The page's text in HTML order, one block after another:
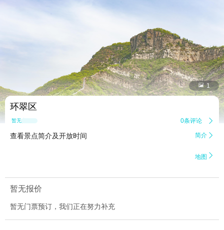
 1
环翠区
暂无点评 0条评论 
查看景点简介及开放时间 简介 
地图 
暂无报价
暂无门票预订，我们正在努力补充